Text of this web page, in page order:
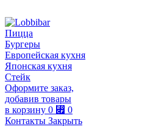
Пицца
Бургеры
Европейская кухня
Японская кухня
Стейк
Оформите заказ,
добавив товары
в корзину 0 ⃏ 0
Контакты Закрыть